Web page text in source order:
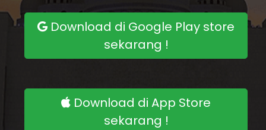
Download di Google Play store
sekarang !
Download di App Store
sekarang !